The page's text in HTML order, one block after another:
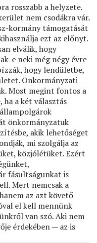
rosszabb a helyzete.
nem csodákra vár.
kormány támogatását
ezt az előnyt.
elválik, hogy
e neki még négy évre
hogy lendületbe,
Önkormányzati
Most megint fontos a
ha a két választás
önkormányzatuk
akik lehetőséget
mi szolgálja az
közjólétüket. Ezért
fásultságunkat is
Mert nemcsak a
az azt követő
el kell mennünk
van szó. Aki nem
érdekében — az is